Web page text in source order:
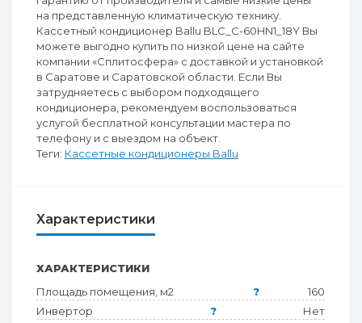
на представленную климатическую технику.
Кассетный кондиционер Ballu BLC_C-60HN1_18Y Вы
можете выгодно купить по низкой цене на сайте
компании «Сплитосфера» с доставкой и установкой
в Саратове и Саратовской области. Если Вы
затрудняетесь с выбором подходящего
кондиционера, рекомендуем воспользоваться
услугой бесплатной консультации мастера по
телефону и с выездом на объект.
Теги: Кассетные кондиционеры Ballu
Характеристики
ХАРАКТЕРИСТИКИ
Площадь помещения, м2
?
160
Инвертор
?
Нет